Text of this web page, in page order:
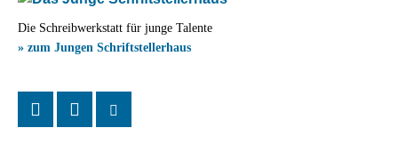
Die Schreibwerkstatt für junge Talente
» zum Jungen Schriftstellerhaus